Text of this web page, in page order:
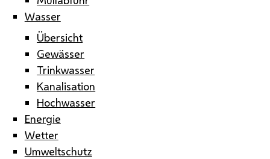
Wasser
Übersicht
Gewässer
Trinkwasser
Kanalisation
Hochwasser
Energie
Wetter
Umweltschutz